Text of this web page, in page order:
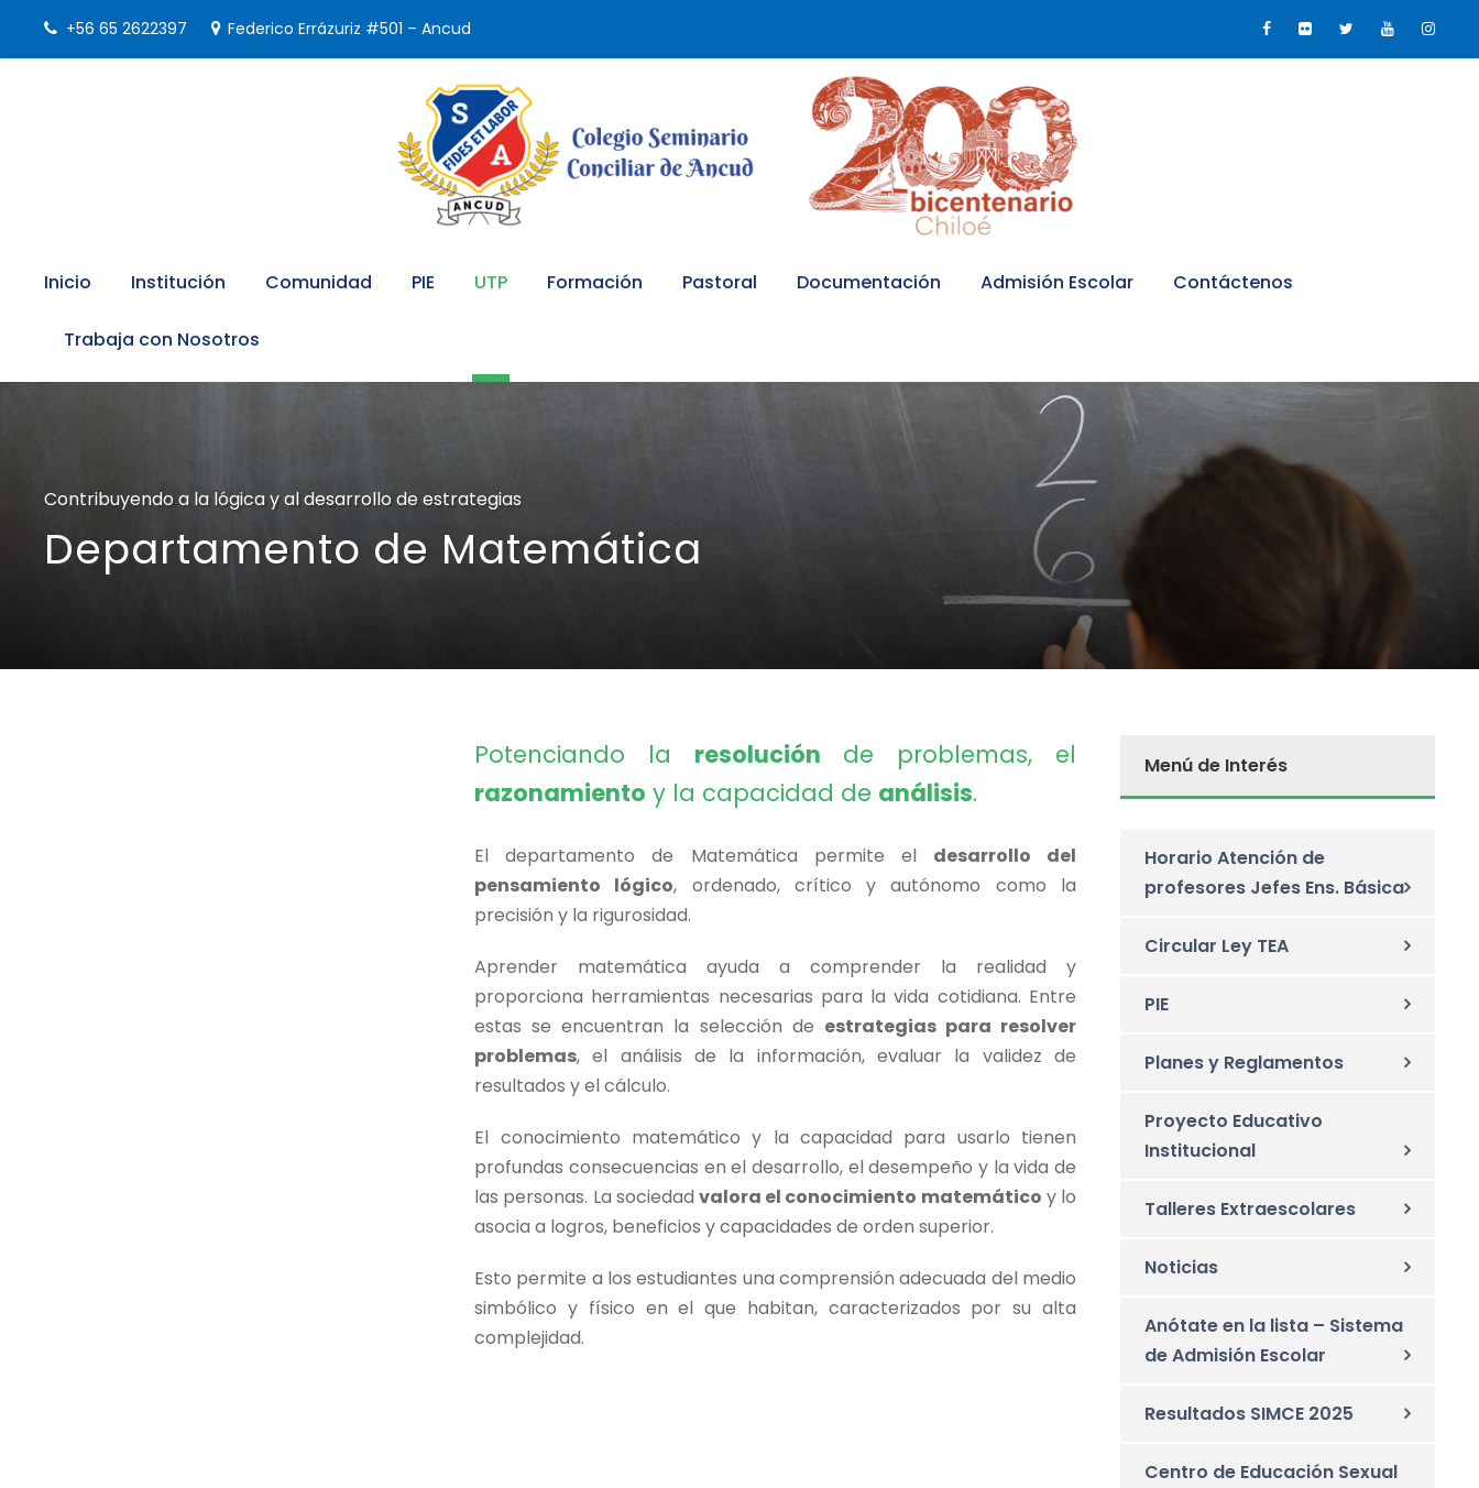
+56 65 2622397 Federico Errázuriz #501 – Ancud
Inicio Institución Comunidad PIE UTP Formación Pastoral Documentación Admisión Escolar Contáctenos
Trabaja con Nosotros
Contribuyendo a la lógica y al desarrollo de estrategias
Departamento de Matemática
Potenciando la resolución de problemas, el
razonamiento y la capacidad de análisis.
El departamento de Matemática permite el desarrollo del
pensamiento lógico, ordenado, crítico y autónomo como la
precisión y la rigurosidad.
Aprender matemática ayuda a comprender la realidad y
proporciona herramientas necesarias para la vida cotidiana. Entre
estas se encuentran la selección de estrategias para resolver
problemas, el análisis de la información, evaluar la validez de
resultados y el cálculo.
El conocimiento matemático y la capacidad para usarlo tienen
profundas consecuencias en el desarrollo, el desempeño y la vida de
las personas. La sociedad valora el conocimiento matemático y lo
asocia a logros, beneficios y capacidades de orden superior.
Esto permite a los estudiantes una comprensión adecuada del medio
simbólico y físico en el que habitan, caracterizados por su alta
complejidad.
Menú de Interés
Horario Atención de
profesores Jefes Ens. Básica
Circular Ley TEA
PIE
Planes y Reglamentos
Proyecto Educativo
Institucional
Talleres Extraescolares
Noticias
Anótate en la lista – Sistema
de Admisión Escolar
Resultados SIMCE 2025
Centro de Educación Sexual